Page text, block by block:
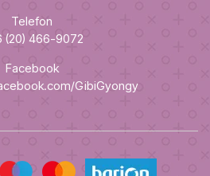
Telefon
(20) 466-9072
Facebook
GibiGyongy